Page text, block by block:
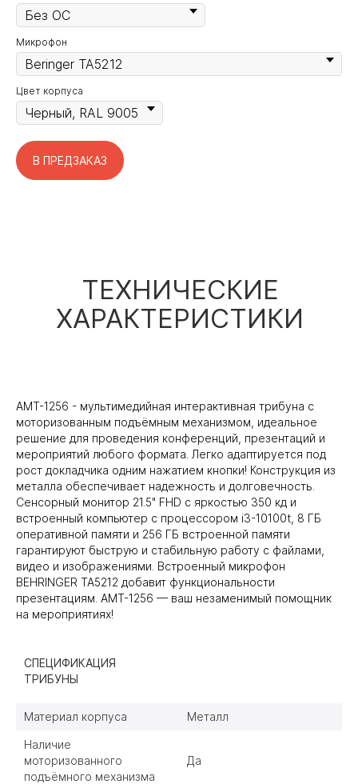
Микрофон
Цвет корпуса
В ПРЕДЗАКАЗ
ТЕХНИЧЕСКИЕ
ХАРАКТЕРИСТИКИ
AMT-1256 - мультимедийная интерактивная трибуна с
моторизованным подъёмным механизмом, идеальное
решение для проведения конференций, презентаций и
мероприятий любого формата. Легко адаптируется под
рост докладчика одним нажатием кнопки! Конструкция из
металла обеспечивает надежность и долговечность.
Сенсорный монитор 21.5" FHD с яркостью 350 кд и
встроенный компьютер с процессором i3-10100t, 8 ГБ
оперативной памяти и 256 ГБ встроенной памяти
гарантируют быструю и стабильную работу с файлами,
видео и изображениями. Встроенный микрофон
BEHRINGER TA5212 добавит функциональности
презентациям. AMT-1256 — ваш незаменимый помощник
на мероприятиях!
СПЕЦИФИКАЦИЯ
ТРИБУНЫ
Материал корпуса Металл
Наличие
моторизованного
подъёмного механизма
Да